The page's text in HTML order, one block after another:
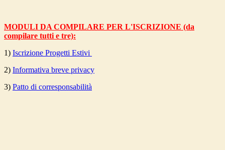
MODULI DA COMPILARE PER L'ISCRIZIONE (da
compilare tutti e tre):
1) Iscrizione Progetti Estivi
2) Informativa breve privacy
3) Patto di corresponsabilità